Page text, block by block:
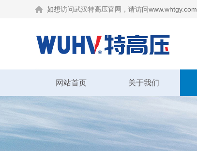
如想访问武汉特高压官网，请访问www.whtgy.com
网站首页 关于我们